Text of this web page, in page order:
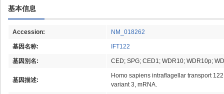
基本信息
Accession: NM_018262
基因名称: IFT122
基因别名: CED; SPG; CED1; WDR10; WDR10p;
基因描述:
Homo sapiens intraflagellar transport
variant 3, mRNA.